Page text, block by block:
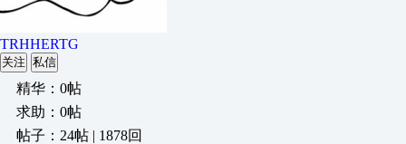
TRHHERTG
关注 私信
精华：0帖
求助：0帖
帖子：24帖 | 1878回